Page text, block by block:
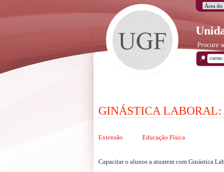
Procure
GINÁSTICA
Extensão Educação Física
Capacitar o alunos a atuarem com Ginástica